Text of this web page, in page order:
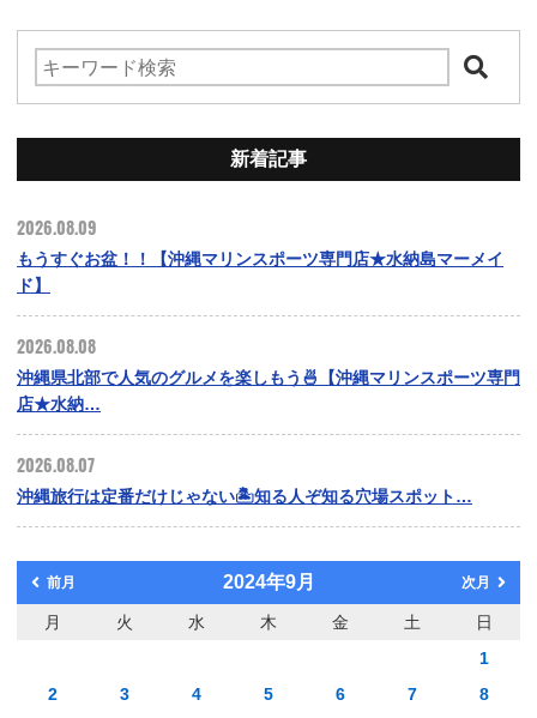
新着記事
2026.08.09
もうすぐお盆！！【沖縄マリンスポーツ専門店★水納島マーメイ
ド】
2026.08.08
沖縄県北部で人気のグルメを楽しもう🍜【沖縄マリンスポーツ専門
店★水納…
2026.08.07
沖縄旅行は定番だけじゃない🏝️知る人ぞ知る穴場スポット…
前月 2024年9月 次月
月 火 水 木 金 土
日
1
2
3 4 5 6 7
8